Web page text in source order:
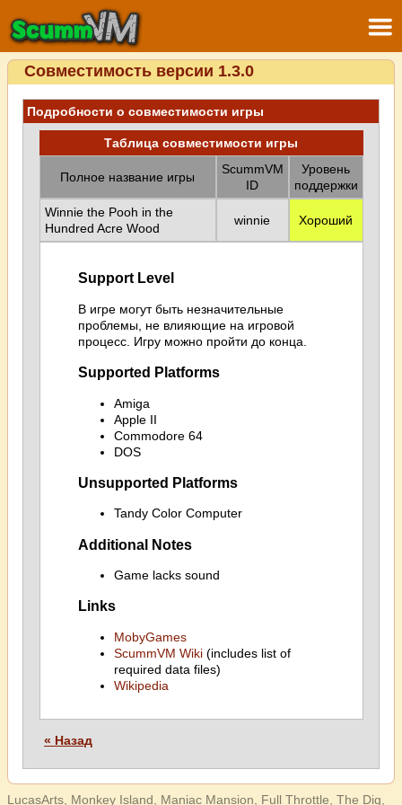
Совместимость версии 1.3.0
Подробности о совместимости игры
Таблица совместимости игры
Полное название игры
ScummVM
ID
Уровень
поддержки
Winnie the Pooh in the
Hundred Acre Wood
winnie Хороший
Support Level
В игре могут быть незначительные
проблемы, не влияющие на игровой
процесс. Игру можно пройти до конца.
Supported Platforms
Amiga
Apple II
Commodore 64
DOS
Unsupported Platforms
Tandy Color Computer
Additional Notes
Game lacks sound
Links
MobyGames
ScummVM Wiki(includes list of
required data files)
Wikipedia
« Назад
LucasArts, Monkey Island, Maniac Mansion, Full Throttle, The Dig,